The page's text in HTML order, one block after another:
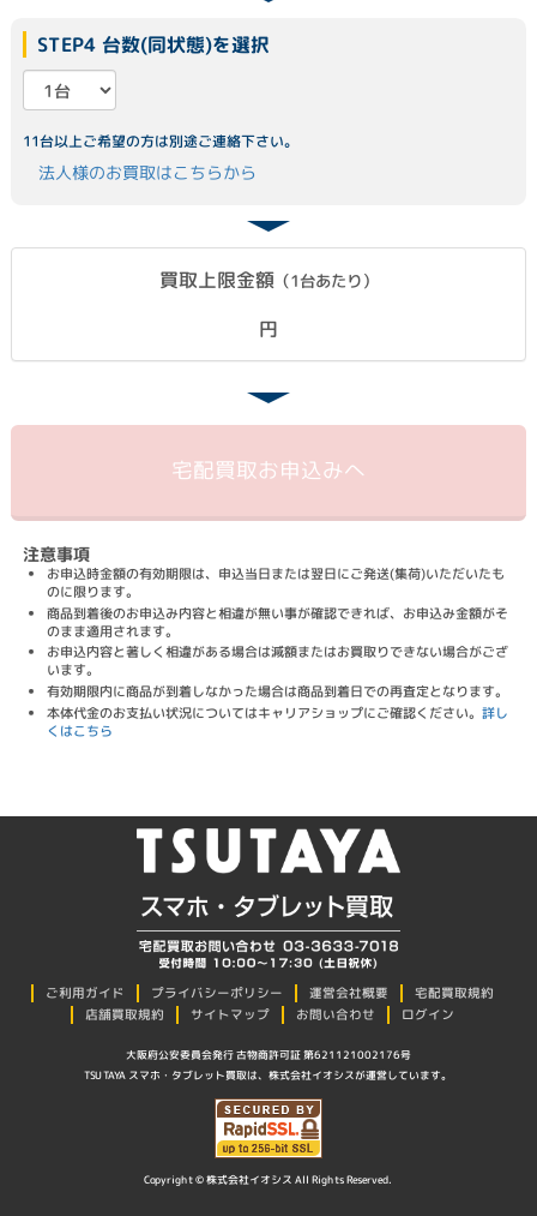
STEP4 台数(同状態)を選択
11台以上ご希望の方は別途ご連絡下さい。
法人様のお買取はこちらから
買取上限金額 （1台あたり）
円
宅配買取お申込みへ
注意事項
お申込時金額の有効期限は、申込当日または翌日にご発送(集荷)いただいたも
のに限ります。
商品到着後のお申込み内容と相違が無い事が確認できれば、お申込み金額がそ
のまま適用されます。
お申込内容と著しく相違がある場合は減額またはお買取りできない場合がござ
います。
有効期限内に商品が到着しなかった場合は商品到着日での再査定となります。
本体代金のお支払い状況についてはキャリアショップにご確認ください。詳し
くはこちら
ご利用ガイド プライバシーポリシー 運営会社概要
宅配買取規約
店舗買取規約
サイトマップ お問い合わせ ログイン
大阪府公安委員会発行 古物商許可証 第621121002176号
TSUTAYA スマホ・タブレット買取は、株式会社イオシスが運営しています。
Copyright © 株式会社イオシス All Rights Reserved.